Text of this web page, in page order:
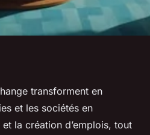
échange :
à connaître
transforment en
et les sociétés en
la création d’emplois, tout